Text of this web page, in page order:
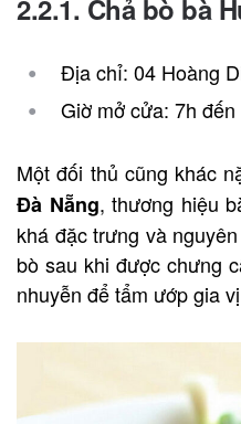
2.2.1. Chả bò bà
Địa chỉ: 04 Hoàng
Giờ mở cửa: 7h
Một đối thủ cũng khác
Đà Nẵng, thương hiệu
khá đặc trưng và
bò sau khi được chưng
nhuyễn để tẩm ướp gia